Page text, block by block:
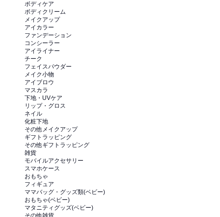
ボディケア
ボディクリーム
メイクアップ
アイカラー
ファンデーション
コンシーラー
アイライナー
チーク
フェイスパウダー
メイク小物
アイブロウ
マスカラ
下地・UVケア
リップ・グロス
ネイル
化粧下地
その他メイクアップ
ギフトラッピング
その他ギフトラッピング
雑貨
モバイルアクセサリー
スマホケース
おもちゃ
フィギュア
ママバッグ・グッズ類(ベビー)
おもちゃ(ベビー)
マタニティグッズ(ベビー)
その他雑貨